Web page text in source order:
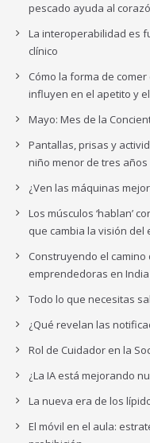
pescado ayuda al
La interoperabilidad es
clínico
Cómo la forma de
influyen en el apetito y
Mayo: Mes de la
Pantallas, prisas y
niño menor de tres años
¿Ven las máquinas
Los músculos ‘hablan’
que cambia la visión del
Construyendo el
emprendedoras en India
Todo lo que necesitas
¿Qué revelan las
Rol de Cuidador en la
¿La IA está mejorando
La nueva era de los
El móvil en el aula: